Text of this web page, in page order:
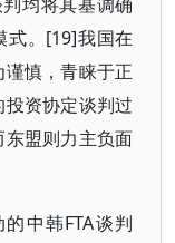
式。[19]我国在
慎，青睐于正
资协定谈判过
盟则力主负面
中韩FTA谈判